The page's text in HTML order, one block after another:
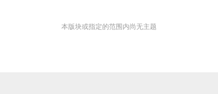
本版块或指定的范围内尚无主题